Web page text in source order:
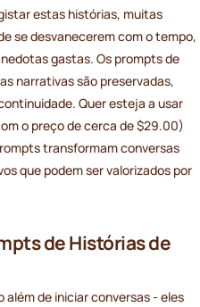
estas histórias, muitas
se desvanecerem com o tempo,
gastas. Os prompts de
narrativas são preservadas,
Quer esteja a usar
o preço de cerca de $29.00)
transformam conversas
que podem ser valorizados por
de Histórias de
além de iniciar conversas - eles